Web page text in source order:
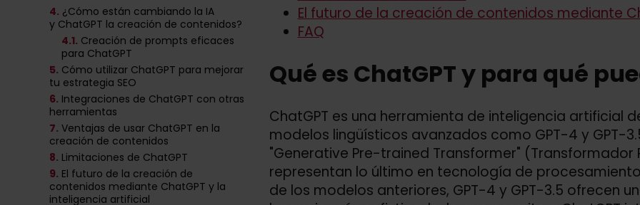
4. ¿Cómo están cambiando la IA
y ChatGPT la creación de contenidos?
4.1. Creación de prompts eficaces
para ChatGPT
5. Cómo utilizar ChatGPT para mejorar
tu estrategia SEO
6. Integraciones de ChatGPT con otras
herramientas
7. Ventajas de usar ChatGPT en la
creación de contenidos
8. Limitaciones de ChatGPT
9. El futuro de la creación de
contenidos mediante ChatGPT y la
inteligencia artificial
El futuro de la creación de contenidos mediante
FAQ
Qué es ChatGPT y para qué
ChatGPT es una herramienta de inteligencia artificial
modelos lingüísticos avanzados como GPT-4 y GPT-
"Generative Pre-trained Transformer"
representan lo último en tecnología de
de los modelos anteriores, GPT-4 y GPT-3.5 ofrecen